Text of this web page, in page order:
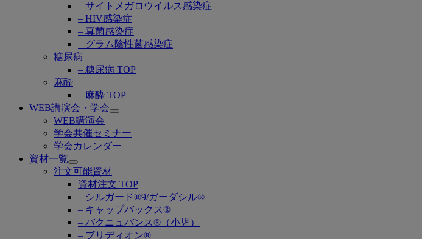
– サイトメガロウイルス感染症
– HIV感染症
– 真菌感染症
– グラム陰性菌感染症
糖尿病
– 糖尿病 TOP
麻酔
– 麻酔 TOP
WEB講演会・学会
Open
WEB講演会
学会共催セミナー
学会カレンダー
資材一覧
Open
submenu
注文可能資材
資材注文 TOP
– シルガード®9/ガーダシル®
– キャップバックス®
– バクニュバンス®（小児）
– ブリディオン®